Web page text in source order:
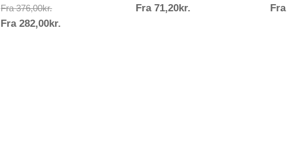
Fra 376,00kr.Prisinterval:
376,00kr.
Fra 282,00kr.
89,00kr.
Fra 71,20kr.Prisinterval:
Fra